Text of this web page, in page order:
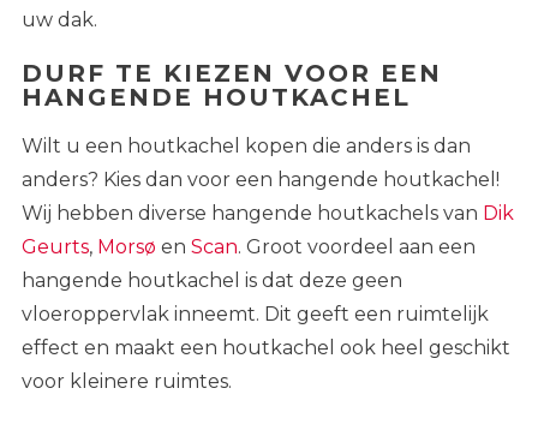
uw dak.
DURF TE KIEZEN VOOR EEN
HANGENDE HOUTKACHEL
Wilt u een houtkachel kopen die anders is dan
anders? Kies dan voor een hangende houtkachel!
Wij hebben diverse hangende houtkachels van Dik
Geurts, Morsø en Scan. Groot voordeel aan een
hangende houtkachel is dat deze geen
vloeroppervlak inneemt. Dit geeft een ruimtelijk
effect en maakt een houtkachel ook heel geschikt
voor kleinere ruimtes.